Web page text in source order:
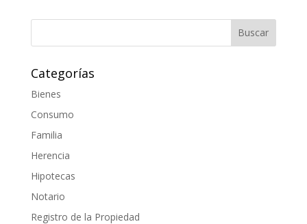
Categorías
Bienes
Consumo
Familia
Herencia
Hipotecas
Notario
Registro de la Propiedad